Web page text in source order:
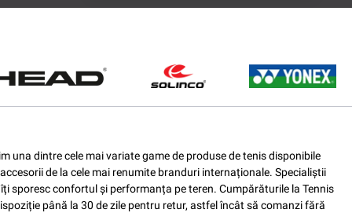
una dintre cele mai variate game de produse de tenis disponibile
de la cele mai renumite branduri internaționale. Specialiștii
sporesc confortul și performanța pe teren. Cumpărăturile la Tennis
până la 30 de zile pentru retur, astfel încât să comanzi fără